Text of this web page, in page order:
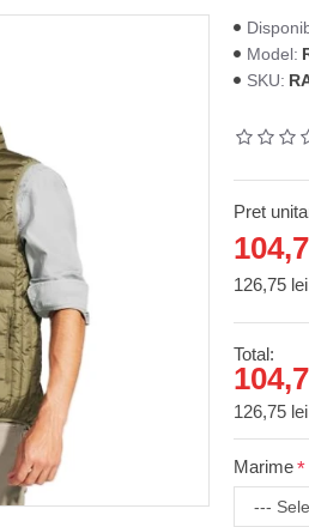
Model:
SKU:
Pret
126,75 lei
Total:
126,75 lei
Marime